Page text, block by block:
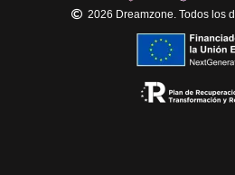
2026 Dreamzone. Todos los